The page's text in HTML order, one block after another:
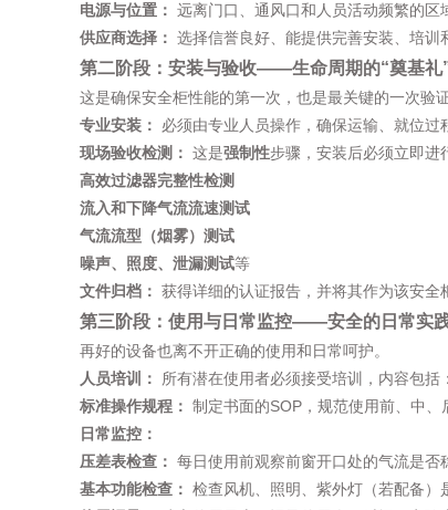
电源与位置：
远离门口、通风口和人员活动频繁的区
供应商选择：
选择信誉良好、能提供完善安装、培训
第二阶段：安装与验收——生命周期的“奠基礼
这是确保安全柜性能的第一次，也是最关键的一次验证
专业安装：
必须由专业人员操作，确保运输、就位过
现场验收检测： ​ 这是强制性步骤，安装后必须立即进
高效过滤器完整性检测
流入和下降气流流速测试
气流流型（烟雾）测试
噪声、照度、泄漏测试等
文件归档：
获得详细的认证报告，并将其作为该安全
第三阶段：使用与日常监控——安全的日常实
再好的设备也离不开正确的使用和日常呵护。
人员培训：
所有潜在使用者必须接受培训，内容包
标准操作规程：
制定书面的SOP，规范使用前、中、
日常监控：
压差表检查：
每日使用前观察前窗开口处的气流是否
基本功能检查：
检查风机、照明、紫外灯（若配备）